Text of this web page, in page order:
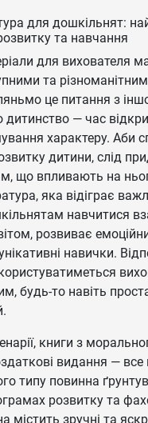
для дошкільнят:
та навчання
для вихователя
та
це питання з
— час
характеру. Аби
дитини, слід
що впливають на
яка відіграє
навчитися
розвиває
навички.
будь-то навіть
книги з
видання —
типу повинна
розвитку та
містить зручні та